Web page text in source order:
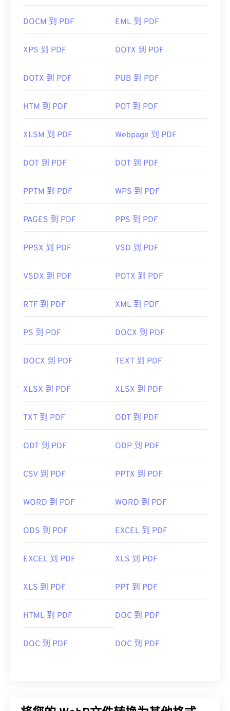
DOCM 到 PDF EML 到 PDF
XPS 到 PDF DOTX 到 PDF
DOTX 到 PDF PUB 到 PDF
HTM 到 PDF POT 到 PDF
XLSM 到 PDF Webpage 到 PDF
DOT 到 PDF DOT 到 PDF
PPTM 到 PDF WPS 到 PDF
PAGES 到 PDF PPS 到 PDF
PPSX 到 PDF VSD 到 PDF
VSDX 到 PDF POTX 到 PDF
RTF 到 PDF XML 到 PDF
PS 到 PDF DOCX 到 PDF
DOCX 到 PDF TEXT 到 PDF
XLSX 到 PDF XLSX 到 PDF
TXT 到 PDF ODT 到 PDF
ODT 到 PDF ODP 到 PDF
CSV 到 PDF PPTX 到 PDF
WORD 到 PDF WORD 到 PDF
ODS 到 PDF EXCEL 到 PDF
EXCEL 到 PDF XLS 到 PDF
XLS 到 PDF PPT 到 PDF
HTML 到 PDF DOC 到 PDF
DOC 到 PDF DOC 到 PDF